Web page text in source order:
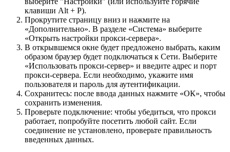
клавиши Alt + P).
Прокрутите страницу вниз и нажмите на
«Дополнительно». В разделе «Система» выберите
«Открыть настройки прокси-сервера».
В открывшемся окне будет предложено выбрать, каким
образом браузер будет подключаться к Сети. Выберите
«Использовать прокси-сервер» и введите адрес и порт
прокси-сервера. Если необходимо, укажите имя
пользователя и пароль для аутентификации.
Сохранитесь: после ввода данных нажмите «ОК», чтобы
сохранить изменения.
Проверьте подключение: чтобы убедиться, что прокси
работает, попробуйте посетить любой сайт. Если
соединение не установлено, проверьте правильность
введенных данных.